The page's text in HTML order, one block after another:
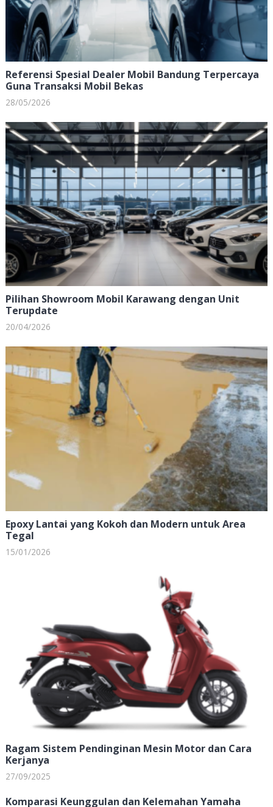
Referensi Spesial Dealer Mobil Bandung Terpercaya
Guna Transaksi Mobil Bekas
28/05/2026
Pilihan Showroom Mobil Karawang dengan Unit
Terupdate
20/04/2026
Epoxy Lantai yang Kokoh dan Modern untuk Area
Tegal
15/01/2026
Ragam Sistem Pendinginan Mesin Motor dan Cara
Kerjanya
27/09/2025
Komparasi Keunggulan dan Kelemahan Yamaha